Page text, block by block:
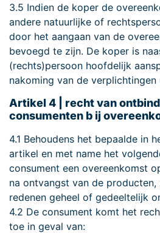
3.5 Indien de koper de
andere natuurlijke of
door het aangaan van de
bevoegd te zijn. De koper is
(rechts)persoon hoofdelijk
nakoming van de
Artikel 4 | recht van
consumenten b ij
4.1 Behoudens het bepaalde in
artikel en met name het
consument een overeenkomst
na ontvangst van de
redenen geheel of gedeeltelijk
4.2 De consument komt het
toe in geval van: